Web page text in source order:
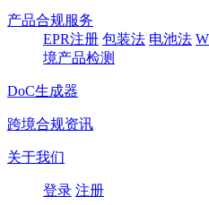
产品合规服务
EPR注册 包装法 电池法
境产品检测
DoC生成器
跨境合规资讯
关于我们
登录 注册